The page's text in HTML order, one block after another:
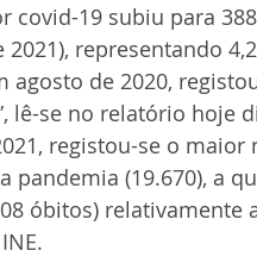
covid-19 subiu para
representando
agosto de 2020,
lê-se no relatório hoje
registou-se o
pandemia (19.670), a
óbitos) relativamente